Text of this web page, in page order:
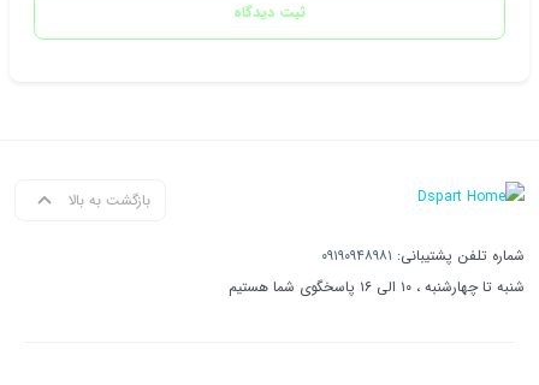
ثبت دیدگاه
بازگشت به بالا
شماره تلفن پشتیبانی: ۰۹۱۹۰۹۴۸۹۸۱
شنبه تا چهارشنبه ، ۱۰ الی ۱۶ پاسخگوی شما هستیم